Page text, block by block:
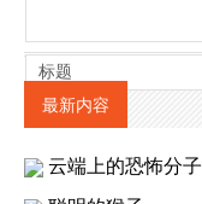
最新内容
云端上的恐怖分子